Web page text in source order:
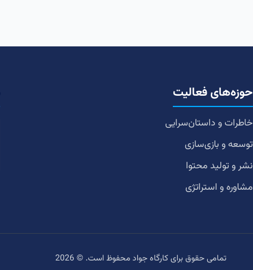
حوزه‌های فعالیت
خاطرات و داستان‌سرایی
توسعه و بازی‌سازی
نشر و تولید محتوا
مشاوره و استراتژی
تمامی حقوق برای کارگاه جواد محفوظ است. © 2026